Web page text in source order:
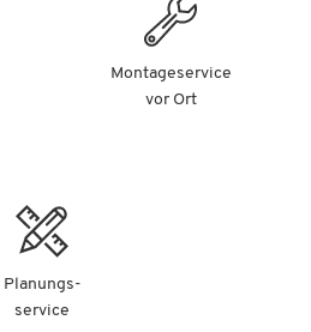
Montageservice
vor Ort
Planungs-
service